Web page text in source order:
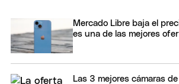
Mercado Libre baja el
es una de las mejores
Las 3 mejores cámaras